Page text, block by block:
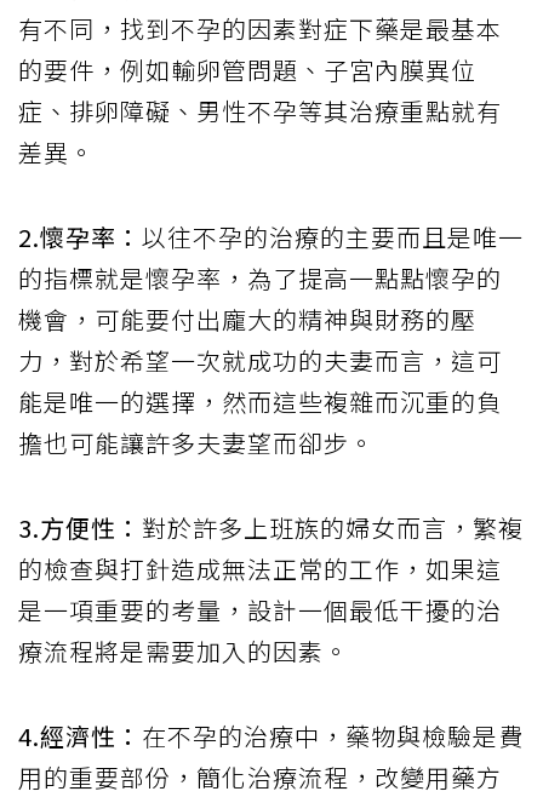
有不同，找到不孕的因素對症下藥是最基本
的要件，例如輸卵管問題、子宮內膜異位
症、排卵障礙、男性不孕等其治療重點就有
差異。
2.懷孕率： 以往不孕的治療的主要而且是唯一
的指標就是懷孕率，為了提高一點點懷孕的
機會，可能要付出龐大的精神與財務的壓
力，對於希望一次就成功的夫妻而言，這可
能是唯一的選擇，然而這些複雜而沉重的負
擔也可能讓許多夫妻望而卻步。
3.方便性： 對於許多上班族的婦女而言，繁複
的檢查與打針造成無法正常的工作，如果這
是一項重要的考量，設計一個最低干擾的治
療流程將是需要加入的因素。
4.經濟性： 在不孕的治療中，藥物與檢驗是費
用的重要部份，簡化治療流程，改變用藥方